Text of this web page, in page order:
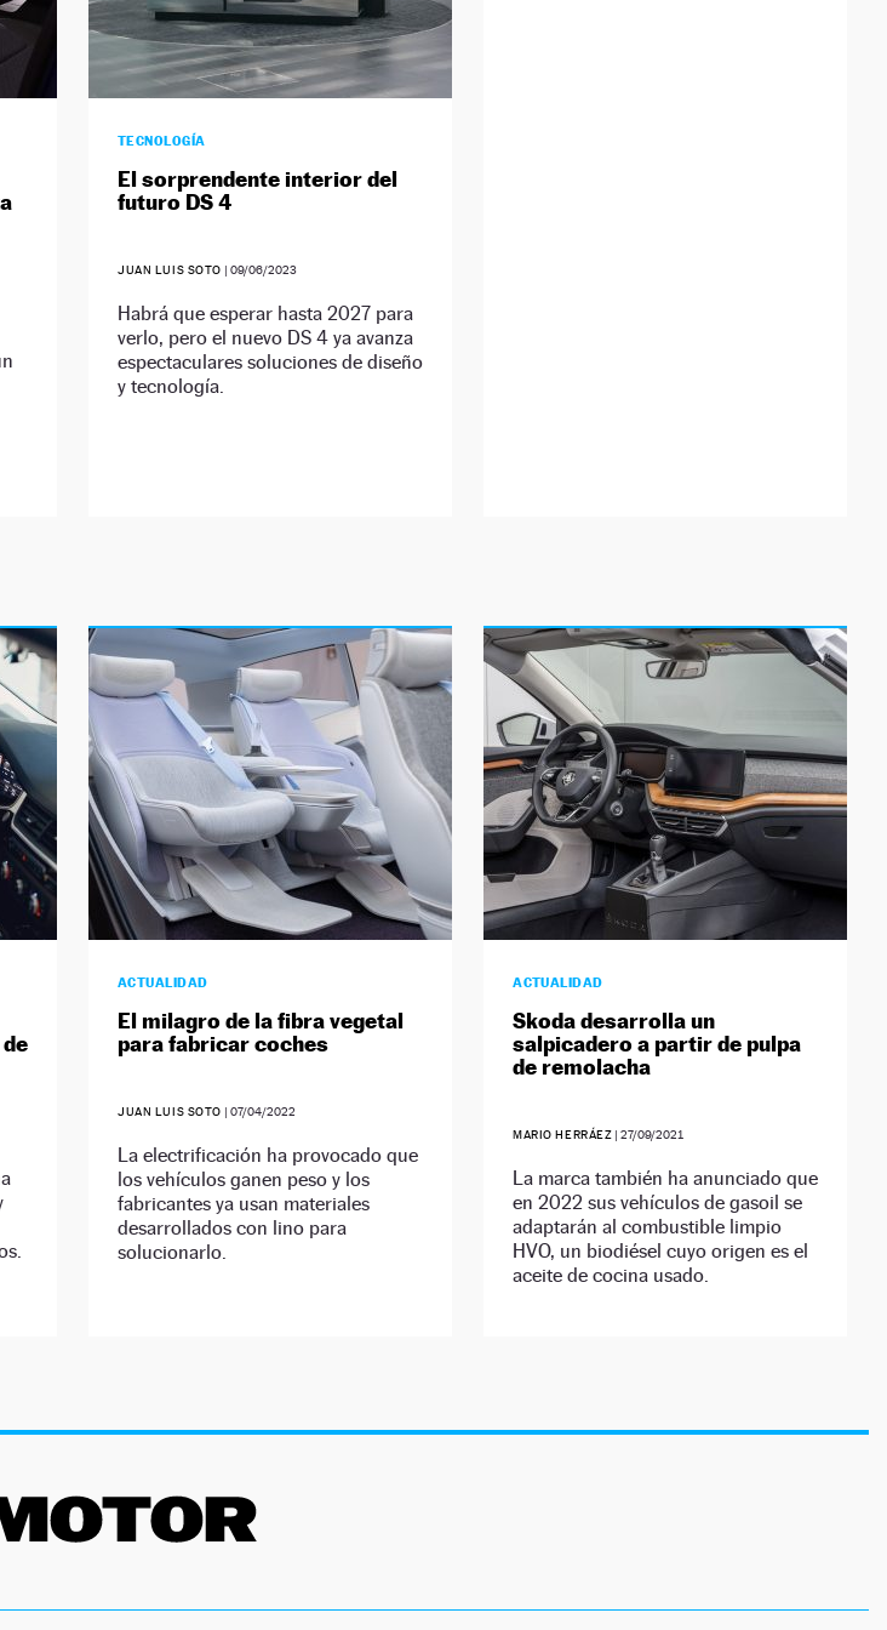
TECNOLOGÍA
El sorprendente interior del
futuro DS 4
JUAN LUIS SOTO | 09/06/2023
Habrá que esperar hasta 2027 para
verlo, pero el nuevo DS 4 ya avanza
espectaculares soluciones de diseño
y tecnología.
ACTUALIDAD
El milagro de la fibra vegetal
para fabricar coches
JUAN LUIS SOTO | 07/04/2022
La electrificación ha provocado que
los vehículos ganen peso y los
fabricantes ya usan materiales
desarrollados con lino para
solucionarlo.
ACTUALIDAD
Skoda desarrolla un
salpicadero a partir de pulpa
de remolacha
MARIO HERRÁEZ |27/09/2021
La marca también ha anunciado que
en 2022 sus vehículos de gasoil se
adaptarán al combustible limpio
HVO, un biodiésel cuyo origen es el
aceite de cocina usado.